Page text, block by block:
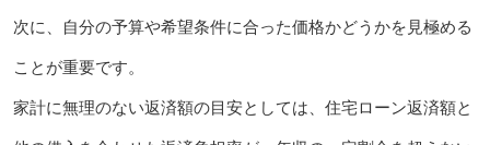
次に、自分の予算や希望条件に合った価格かどうかを見極める
ことが重要です。
家計に無理のない返済額の目安としては、住宅ローン返済額と